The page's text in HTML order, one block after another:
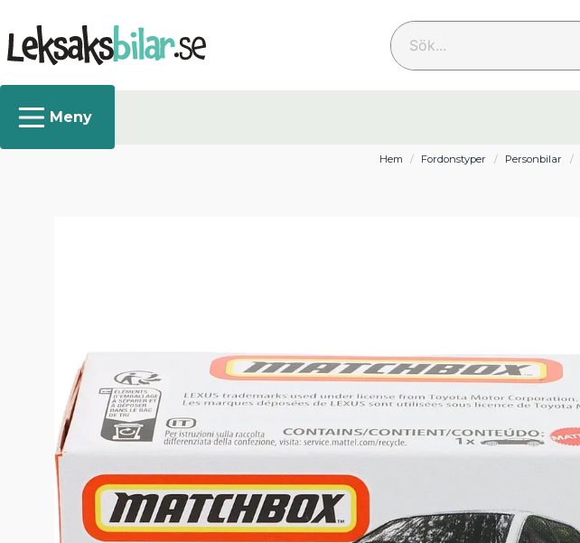
Sök...
Hem Fordonstyper Personbilar